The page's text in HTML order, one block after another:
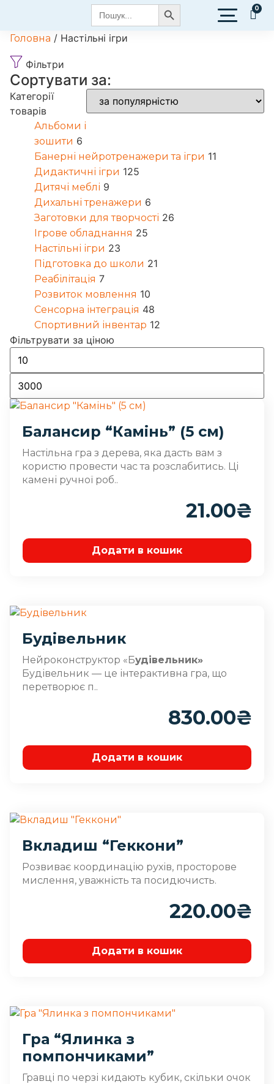
Search
for:
Search Button
Головна / Настільні ігри
Фільтри
Сортувати за:
Категорії
товарів
Альбоми і
зошити 6
Банерні нейротренажери та ігри 11
Дидактичні ігри 125
Дитячі меблі 9
Дихальні тренажери 6
Заготовки для творчості 26
Ігрове обладнання 25
Настільні ігри 23
Підготовка до школи 21
Реабілітація 7
Розвиток мовлення 10
Сенсорна інтеграція 48
Спортивний інвентар 12
Фільтрувати за ціною
Балансир “Камінь” (5 см)
Настільна гра з дерева, яка дасть вам з
користю провести час та розслабитись. Ці
камені ручної роб..
21.00₴
Додати в кошик
Будівельник
Нейроконструктор «Будівельник»
Будівельник — це інтерактивна гра, що
перетворює п..
830.00₴
Додати в кошик
Вкладиш “Геккони”
Розвиває координацію рухів, просторове
мислення, уважність та посидючисть.
220.00₴
Додати в кошик
Гра “Ялинка з
помпончиками”
Гравці по черзі кидають кубик, скільки очок